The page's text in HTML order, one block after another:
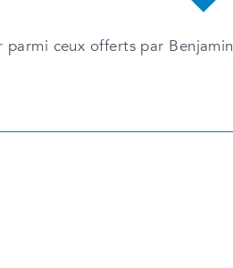
parmi ceux offerts par Benjamin